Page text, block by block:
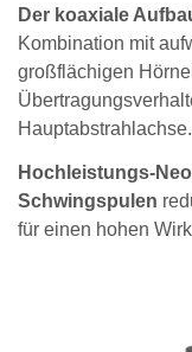
Der koaxiale
Kombination mit
großflächigen
Hauptabstrahlachse.
Hochleistungs-
Schwingspulen
für einen hohen